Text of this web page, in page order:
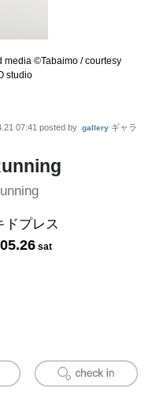
media ©︎Tabaimo / courtesy
studio
07:41 posted by gallery ギャラ
ドプレス
05.26 sat